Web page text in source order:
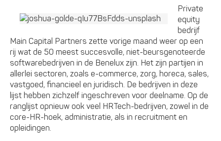
Private
equity
bedrijf
Main Capital Partners zette vorige maand weer op een
rij wat de 50 meest succesvolle, niet-beursgenoteerde
softwarebedrijven in de Benelux zijn. Het zijn partijen in
allerlei sectoren, zoals e-commerce, zorg, horeca, sales,
vastgoed, financieel en juridisch. De bedrijven in deze
lijst hebben zichzelf ingeschreven voor deelname. Op de
ranglijst opnieuw ook veel HRTech-bedrijven, zowel in de
core-HR-hoek, administratie, als in recruitment en
opleidingen.